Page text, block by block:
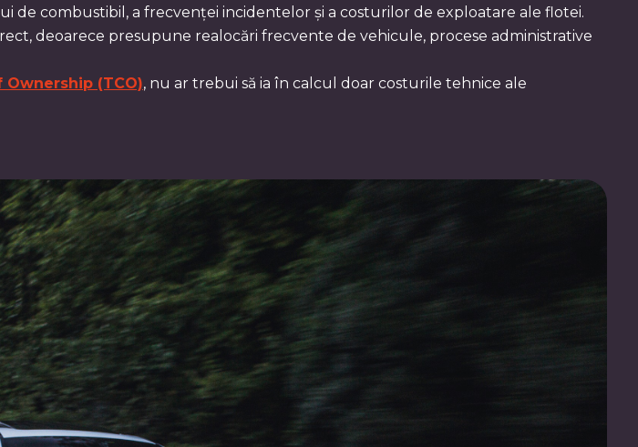
de combustibil, a frecvenței incidentelor și a costurilor de exploatare ale flotei.
deoarece presupune realocări frecvente de vehicule, procese administrative
Ownership (TCO), nu ar trebui să ia în calcul doar costurile tehnice ale